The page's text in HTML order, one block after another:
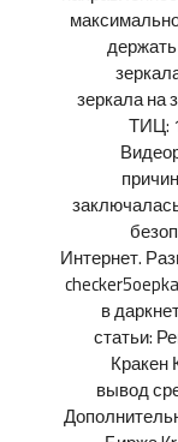
зеркала на
ТИЦ:
Интернет.
в
статьи:
Кракен
вывод